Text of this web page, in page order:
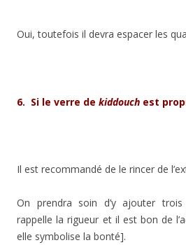
Oui, toutefois il devra espacer les
6. Si le verre de kiddouch est
Il est recommandé de le rincer de
On prendra soin d’y ajouter
rappelle la rigueur et il est bon de
elle symbolise la bonté].